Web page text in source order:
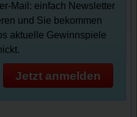
Mail: einfach Newsletter
und Sie bekommen
aktuelle Gewinnspiele
Jetzt anmelden